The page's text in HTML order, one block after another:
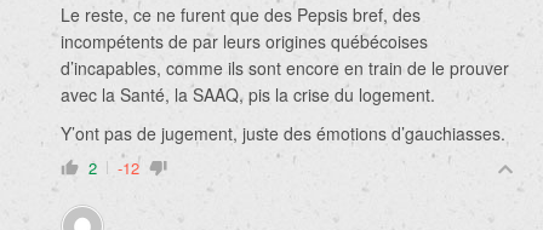
Le reste, ce ne furent que des Pepsis bref, des
incompétents de par leurs origines québécoises
d’incapables, comme ils sont encore en train de le prouver
avec la Santé, la SAAQ, pis la crise du logement.
Y’ont pas de jugement, juste des émotions d’gauchiasses.
2 -12